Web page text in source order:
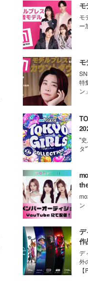
モ
モ
ー
モ
特
ン」
デ
"
タ
ン
デ
作
デ
外
【